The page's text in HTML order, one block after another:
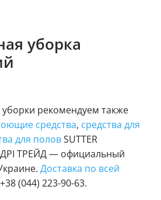
уборка
рекомендуем также
средства, средства для
для половSUTTER
ТРЕЙД — официальный
Доставка по всей
(044) 223-90-63.